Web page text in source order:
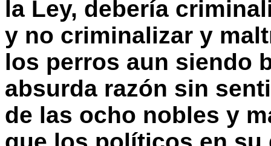
la Ley, debería
y no criminalizar y
los perros aun siendo
absurda razón sin
de las ocho nobles y